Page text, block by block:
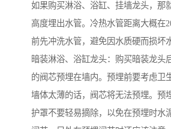
如果购买淋浴、浴缸、挂墙龙头，那
高度埋出水管。冷热水管距离大概在
前先冲洗水管，避免因水质硬而损坏
暗装淋浴、浴缸龙头：购买暗装龙头
的阀芯预埋在墙内。预埋前要考虑卫
墙体太薄的话，阀芯将无法预埋。预
护罩不要轻易摘除，以免在预埋时水